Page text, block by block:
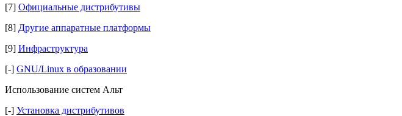
[7] Официальные дистрибутивы
[8] Другие аппаратные платформы
[9] Инфраструктура
[-] GNU/Linux в образовании
Использование систем Альт
[-] Установка дистрибутивов